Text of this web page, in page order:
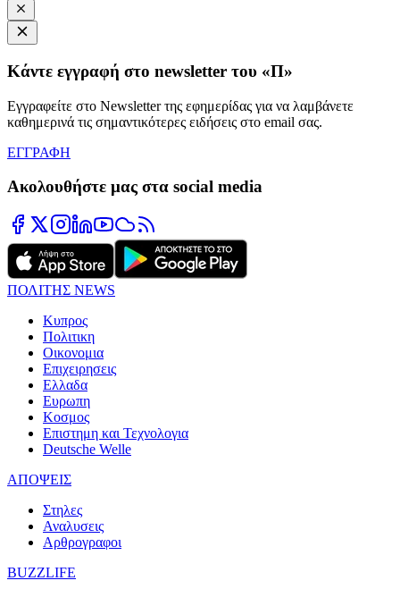
Κάντε εγγραφή στο newsletter του «Π»
Εγγραφείτε στο Newsletter της εφημερίδας για να λαμβάνετε
καθημερινά τις σημαντικότερες ειδήσεις στο email σας.
ΕΓΓΡΑΦΗ
Ακολουθήστε μας στα social media
ΠΟΛΙΤΗΣ NEWS
Κυπρος
Πολιτικη
Οικονομια
Επιχειρησεις
Ελλαδα
Ευρωπη
Κοσμος
Επιστημη και Τεχνολογια
Deutsche Welle
ΑΠΟΨΕΙΣ
Στηλες
Αναλυσεις
Αρθρογραφοι
BUZZLIFE